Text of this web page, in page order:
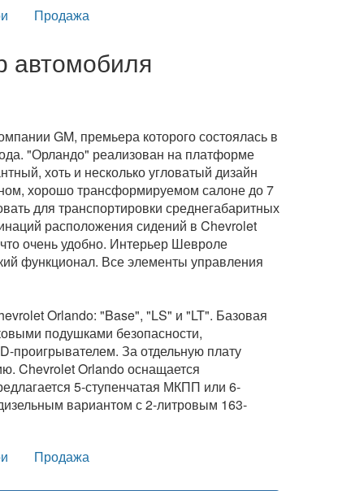
Продажа
автомобиля
GM, премьера которого состоялась в
"Орландо" реализован на платформе
хоть и несколько угловатый дизайн
хорошо трансформируемом салоне до 7
для транспортировки среднегабаритных
расположения сидений в Chevrolet
очень удобно. Интерьер Шевроле
функционал. Все элементы управления
Orlando: "Base", "LS" и "LT". Базовая
подушками безопасности,
проигрывателем. За отдельную плату
Chevrolet Orlando оснащается
5-ступенчатая МКПП или 6-
вариантом с 2-литровым 163-
Продажа